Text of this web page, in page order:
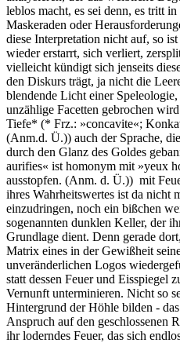
leblos macht, es sei denn, es tritt
Maskeraden oder
diese Interpretation nicht auf, so
wieder erstarrt, sich verliert,
vielleicht kündigt sich jenseits
den Diskurs trägt, ja nicht die
blendende Licht einer
unzählige Facetten gebrochen
Tiefe* (* Frz.: »concavite«;
(Anm.d. Ü.)) auch der Sprache,
durch den Glanz des Goldes
aurifies« ist homonym mit »yeux
ausstopfen. (Anm. d. Ü.)) mit
ihres Wahrheitswertes ist da nicht
einzudringen, noch ein bißchen
sogenannten dunklen Keller, der
Grundlage dient. Denn gerade
Matrix eines in der Gewißheit
unveränderlichen Logos
statt dessen Feuer und Eisspiegel
Vernunft unterminieren. Nicht so
Hintergrund der Höhle bilden -
Anspruch auf den geschlossenen
ihr loderndes Feuer, das sich